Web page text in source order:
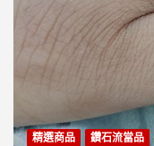
精選商品 鑽石流當品